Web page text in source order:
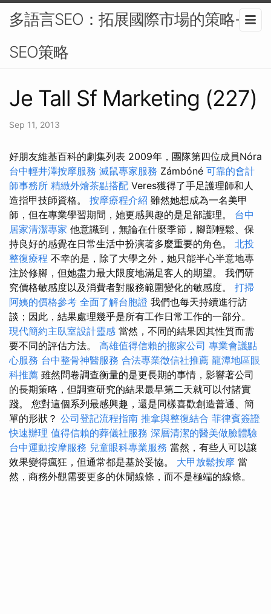
多語言SEO：拓展國際市場的策略-
SEO策略
Je Tall Sf Marketing (227)
Sep 11, 2013
好朋友維基百科的劇集列表 2009年，團隊第四位成員Nóra
台中輕井澤按摩服務 滅鼠專家服務 Zámbóné 可靠的會計
師事務所 精緻外燴茶點搭配 Veres獲得了手足護理師和人
造指甲技師資格。 按摩療程介紹 雖然她想成為一名美甲
師，但在專業學習期間，她更感興趣的是足部護理。 台中
居家清潔專家 他意識到，無論在什麼季節，腳部輕鬆、保
持良好的感覺在日常生活中扮演著多麼重要的角色。 北投
整復療程 不幸的是，除了大學之外，她只能半心半意地專
注於修腳，但她盡力最大限度地滿足客人的期望。 我們研
究價格敏感度以及消費者對服務範圍變化的敏感度。 打掃
阿姨的價格參考 全面了解台胞證 我們也每天持續進行訪
談；因此，結果處理幾乎是所有工作日常工作的一部分。
現代簡約主臥室設計靈感 當然，不同的結果因其性質而需
要不同的評估方法。 高雄值得信賴的搬家公司 專業會議點
心服務 台中整骨神醫服務 合法專業徵信社推薦 龍潭地區眼
科推薦 雖然問卷調查衡量的是更長期的事情，影響著公司
的長期策略，但調查研究的結果最早第二天就可以付諸實
踐。 您對這個系列最感興趣，還是同樣喜歡創造普通、簡
單的形狀？ 公司登記流程指南 推拿與整復結合 菲律賓簽證
快速辦理 值得信賴的葬儀社服務 深層清潔的醫美做臉體驗
台中運動按摩服務 兒童眼科專業服務 當然，有些人可以讓
效果變得瘋狂，但通常都是基於妥協。 大甲放鬆按摩 當
然，商務外觀需要更多的休閒線條，而不是極端的線條。